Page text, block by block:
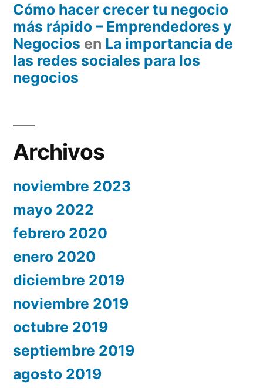
Cómo hacer crecer tu negocio
más rápido – Emprendedores y
Negocios en La importancia de
las redes sociales para los
negocios
Archivos
noviembre 2023
mayo 2022
febrero 2020
enero 2020
diciembre 2019
noviembre 2019
octubre 2019
septiembre 2019
agosto 2019